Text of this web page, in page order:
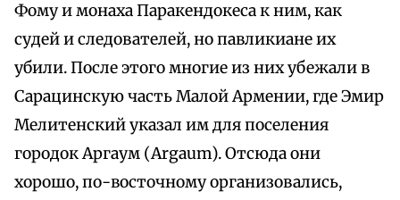
Фому и монаха Паракендокеса к ним, как
судей и следователей, но павликиане их
убили. После этого многие из них убежали в
Сарацинскую часть Малой Армении, где Эмир
Мелитенский указал им для поселения
городок Аргаум (Argaum). Отсюда они
хорошо, по-восточному организовались,